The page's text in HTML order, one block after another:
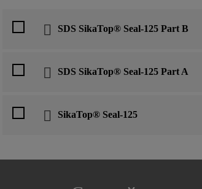
SDS SikaTop® Seal-125 Part B
SDS SikaTop® Seal-125 Part A
SikaTop® Seal-125